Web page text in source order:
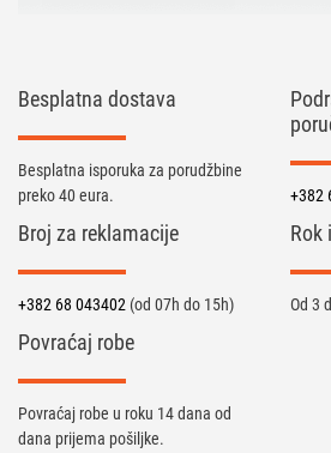
Besplatna dostava
Besplatna isporuka za porudžbine
preko 40 eura.
+382
Broj za reklamacije
+382 68 043402 (od 07h do 15h)
Rok
Od 3
Povraćaj robe
Povraćaj robe u roku 14 dana od
dana prijema pošiljke.